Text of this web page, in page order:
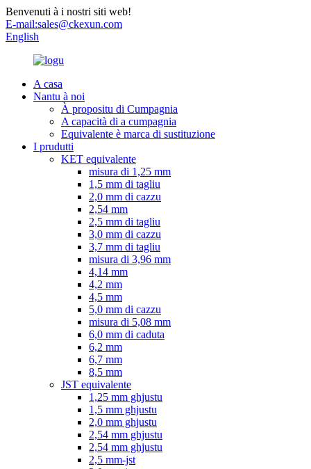
Benvenuti à i nostri siti web!
E-mail:sales@ckexun.com
English
A casa
Nantu à noi
À propositu di Cumpagnia
A capacità di a cumpagnia
Equivalente è marca di sustituzione
I prudutti
KET equivalente
misura di 1,25 mm
1,5 mm di tagliu
2,0 mm di cazzu
2,54 mm
2,5 mm di tagliu
3,0 mm di cazzu
3,7 mm di tagliu
misura di 3,96 mm
4,14 mm
4,2 mm
4,5 mm
5,0 mm di cazzu
misura di 5,08 mm
6,0 mm di caduta
6,2 mm
6,7 mm
8,5 mm
JST equivalente
1,25 mm ghjustu
1,5 mm ghjustu
2,0 mm ghjustu
2,54 mm ghjustu
2,54 mm ghjustu
2,5 mm-jst